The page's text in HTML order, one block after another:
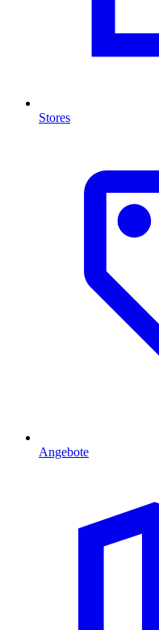
Stores
Angebote